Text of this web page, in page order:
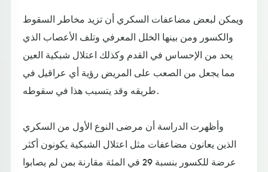
ويمكن لبعض مضاعفات السكري أن تزيد مخاطر السقوط
والكسور ومن بينها الخلل المعرفي وتلف الأعصاب الذي
يحد من الإحساس في القدم وكذلك اعتلال شبكية العين
مما يجعل من الصعب على المريض رؤية أي عراقيل في
طريقه وقد يتسبب هذا في سقوطه.
وأظهرت الدراسة أن مرضى النوع الأول من السكري
الذين يعانون مضاعفات مثل اعتلال الشبكية يكونون أكثر
عرضة للكسور بنسبة 29 في المئة مقارنة بمن لم يصابوا